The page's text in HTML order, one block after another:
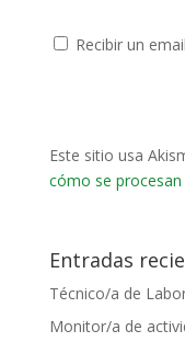
Recibir un
Este sitio usa
cómo se
Entradas
Técnico/a de
Monitor/a de